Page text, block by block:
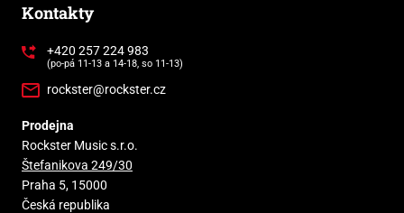
Kontakty
+420 257 224 983
(po-pá 11-13 a 14-18, so 11-13)
rockster@rockster.cz
Prodejna
Rockster Music s.r.o.
Štefanikova 249/30
Praha 5, 15000
Česká republika